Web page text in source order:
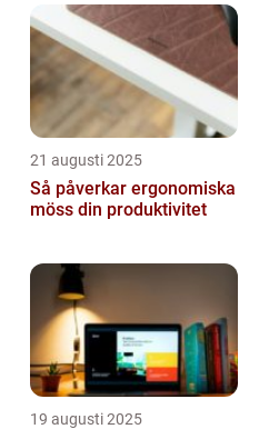
21 augusti 2025
Så påverkar ergonomiska
möss din produktivitet
19 augusti 2025